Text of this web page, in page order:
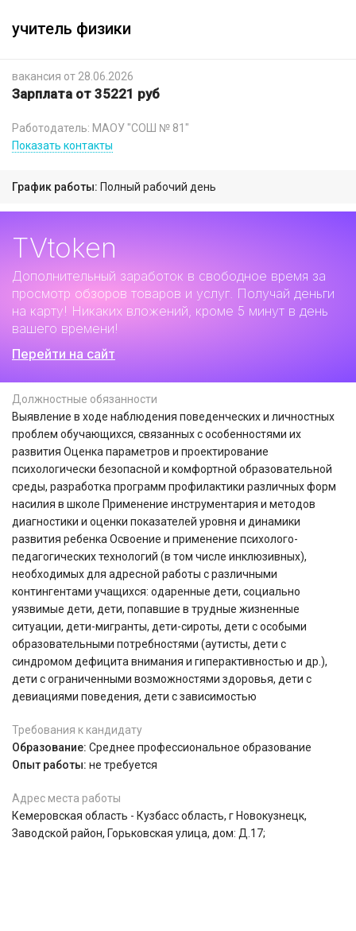
учитель физики
вакансия от 28.06.2026
Зарплата от 35221 руб
Работодатель: МАОУ "СОШ № 81"
Показать контакты
График работы: Полный рабочий день
TVtoken
Дополнительный заработок в свободное время за
просмотр обзоров товаров и услуг. Получай деньги
на карту! Никаких вложений, кроме 5 минут в день
вашего времени!
Перейти на сайт
Должностные обязанности
Выявление в ходе наблюдения поведенческих и личностных
проблем обучающихся, связанных с особенностями их
развития Оценка параметров и проектирование
психологически безопасной и комфортной образовательной
среды, разработка программ профилактики различных форм
насилия в школе Применение инструментария и методов
диагностики и оценки показателей уровня и динамики
развития ребенка Освоение и применение психолого-
педагогических технологий (в том числе инклюзивных),
необходимых для адресной работы с различными
контингентами учащихся: одаренные дети, социально
уязвимые дети, дети, попавшие в трудные жизненные
ситуации, дети-мигранты, дети-сироты, дети с особыми
образовательными потребностями (аутисты, дети с
синдромом дефицита внимания и гиперактивностью и др.),
дети с ограниченными возможностями здоровья, дети с
девиациями поведения, дети с зависимостью
Требования к кандидату
Образование: Среднее профессиональное образование
Опыт работы: не требуется
Адрес места работы
Кемеровская область - Кузбасс область, г Новокузнецк,
Заводской район, Горьковская улица, дом: Д.17;